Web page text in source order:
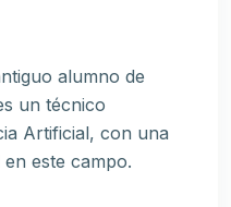
alumno de
un técnico
Artificial, con una
este campo.